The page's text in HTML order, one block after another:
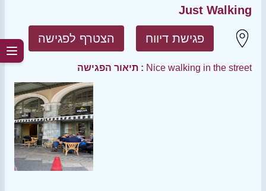
Just Walking
הצטרף לפגישה פגישת דיווח
תיאור הפגישה : Nice walking in the street